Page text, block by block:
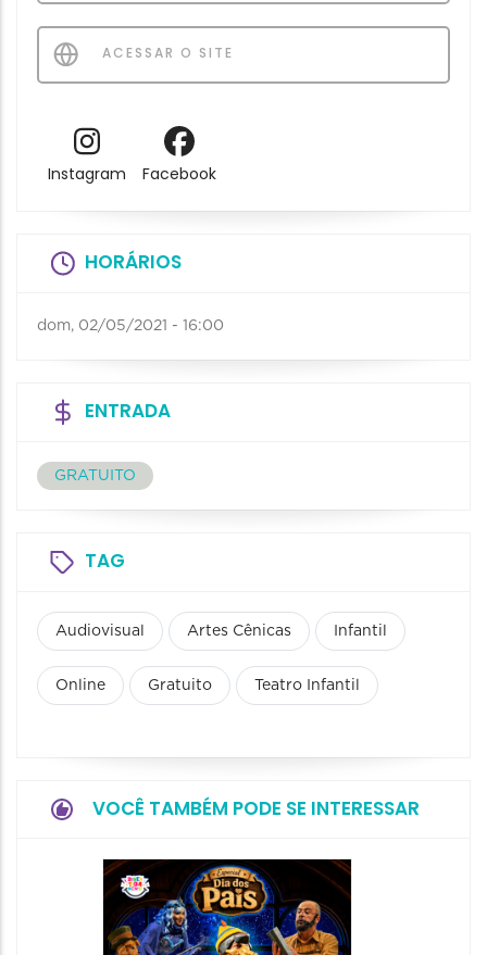
ACESSAR O SITE
Instagram Facebook
HORÁRIOS
dom, 02/05/2021 - 16:00
ENTRADA
GRATUITO
TAG
Audiovisual Artes Cênicas Infantil
Online Gratuito Teatro Infantil
VOCÊ TAMBÉM PODE SE INTERESSAR